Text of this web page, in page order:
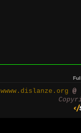
wwww.dislanze.org